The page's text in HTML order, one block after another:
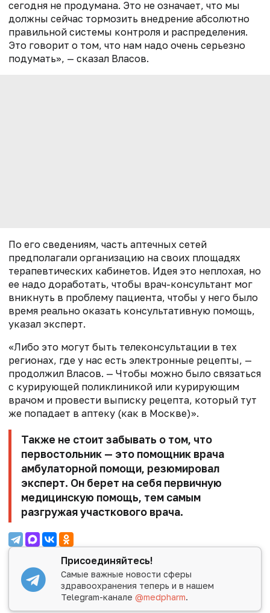
сегодня не продумана. Это не означает, что мы
должны сейчас тормозить внедрение абсолютно
правильной системы контроля и распределения.
Это говорит о том, что нам надо очень серьезно
подумать», — сказал Власов.
По его сведениям, часть аптечных сетей
предполагали организацию на своих площадях
терапевтических кабинетов. Идея это неплохая, но
ее надо доработать, чтобы врач-консультант мог
вникнуть в проблему пациента, чтобы у него было
время реально оказать консультативную помощь,
указал эксперт.
«Либо это могут быть телеконсультации в тех
регионах, где у нас есть электронные рецепты, —
продолжил Власов. — Чтобы можно было связаться
с курирующей поликлиникой или курирующим
врачом и провести выписку рецепта, который тут
же попадает в аптеку (как в Москве)».
Также не стоит забывать о том, что
первостольник — это помощник врача
амбулаторной помощи, резюмировал
эксперт. Он берет на себя первичную
медицинскую помощь, тем самым
разгружая участкового врача.
Присоединяйтесь!
Самые важные новости сферы
здравоохранения теперь и в нашем
Telegram-канале@medpharm.